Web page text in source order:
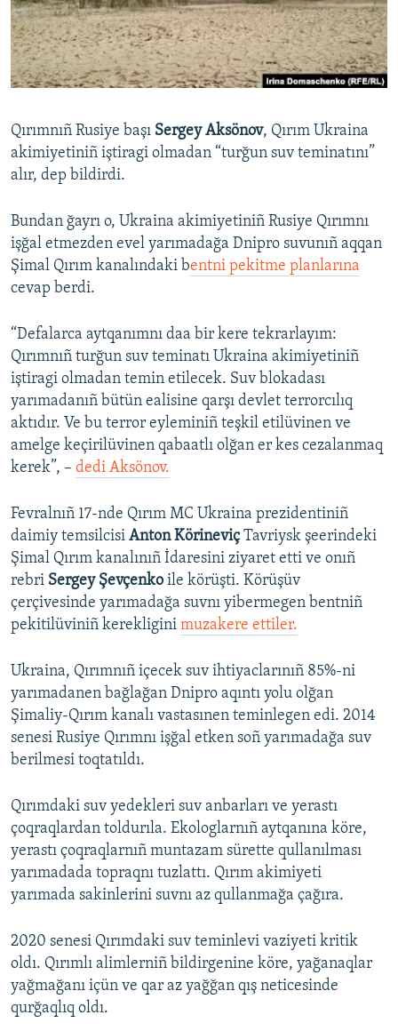
Русский
Українською
Qırımnıñ Rusiye başı Sergey Aksönov, Qırım Ukraina
akimiyetiniñ iştiragi olmadan “turğun suv teminatını”
alır, dep bildirdi.
Bundan ğayrı o, Ukraina akimiyetiniñ Rusiye Qırımnı
işğal etmezden evel yarımadağa Dnipro suvunıñ aqqan
Şimal Qırım kanalındaki bentni pekitme planlarına
cevap berdi.
“Defalarca aytqanımnı daa bir kere tekrarlayım:
Qırımnıñ turğun suv teminatı Ukraina akimiyetiniñ
iştiragi olmadan temin etilecek. Suv blokadası
yarımadanıñ bütün ealisine qarşı devlet terrorcılıq
aktıdır. Ve bu terror eyleminiñ teşkil etilüvinen ve
amelge keçirilüvinen qabaatlı olğan er kes cezalanmaq
kerek”, – dedi Aksönov.
Fevralnıñ 17-nde Qırım MC Ukraina prezidentiniñ
daimiy temsilcisi Anton KörineviçTavriysk şeerindeki
Şimal Qırım kanalınıñ İdaresini ziyaret etti ve onıñ
rebri Sergey Şevçenko ile körüşti. Körüşüv
çerçivesinde yarımadağa suvnı yibermegen bentniñ
pekitilüviniñ kerekligini muzakere ettiler.
Ukraina, Qırımnıñ içecek suv ihtiyaclarınıñ 85%-ni
yarımadanen bağlağan Dnipro aqıntı yolu olğan
Şimaliy-Qırım kanalı vastasınen teminlegen edi. 2014
senesi Rusiye Qırımnı işğal etken soñ yarımadağa suv
berilmesi toqtatıldı.
Qırımdaki suv yedekleri suv anbarları ve yerastı
çoqraqlardan toldurıla. Ekologlarnıñ aytqanına köre,
yerastı çoqraqlarnıñ muntazam sürette qullanılması
yarımadada topraqnı tuzlattı. Qırım akimiyeti
yarımada sakinlerini suvnı az qullanmağa çağıra.
2020 senesi Qırımdaki suv teminlevi vaziyeti kritik
oldı. Qırımlı alimlerniñ bildirgenine köre, yağanaqlar
yağmağanı içün ve qar az yağğan qış neticesinde
qurğaqlıq oldı.